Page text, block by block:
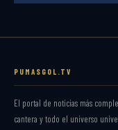
PUMASGOL.TV
El portal de noticias más
cantera y todo el universo